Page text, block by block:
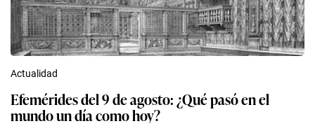
Actualidad
Efemérides del 9 de agosto: ¿Qué pasó en el
mundo un día como hoy?